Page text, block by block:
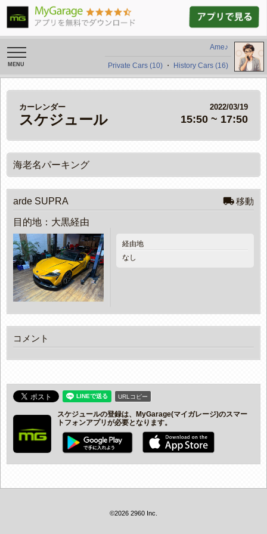
toggle
navigation
Ame♪
Private Cars (10) ・ History Cars (16)
カーレンダー 2022/03/19
スケジュール 15:50 ~ 17:50
海老名パーキング
arde SUPRA 移動
目的地：大黒経由
経由地
なし
コメント
URLコピー
スケジュールの登録は、MyGarage(マイガレージ)のスマー
トフォンアプリが必要となります。
©2026 2960 Inc.